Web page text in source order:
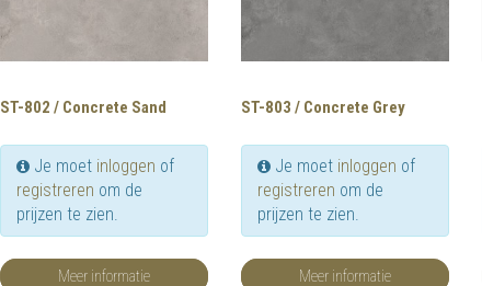
ST-802 / Concrete Sand
Je moet inloggen of
registreren om de
prijzen te zien.
Meer informatie
ST-803 / Concrete Grey
Je moet inloggen of
registreren om de
prijzen te zien.
Meer informatie